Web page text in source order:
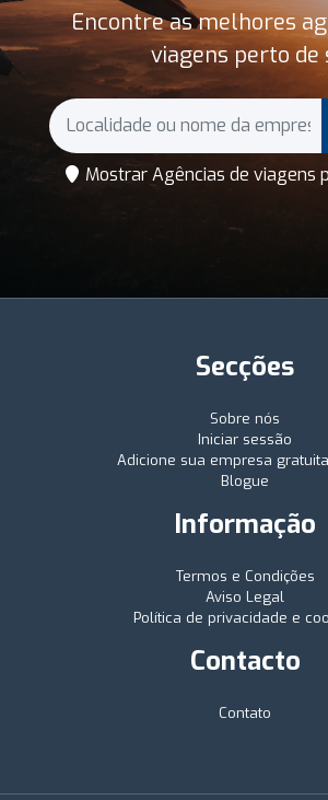
Encontre as melhores
viagens perto de
Mostrar Agências de viagens
Secções
Sobre nós
Iniciar sessão
Adicione sua empresa
Blogue
Informação
Termos e Condições
Aviso Legal
Política de privacidade e
Contacto
Contato